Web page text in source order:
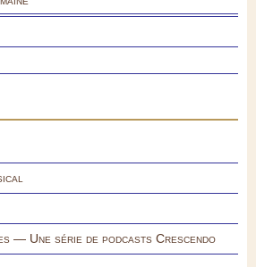
— Une série de podcasts Crescendo